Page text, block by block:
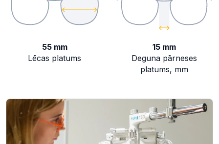
55 mm
Lēcas platums
15 mm
Deguna pārneses
platums, mm